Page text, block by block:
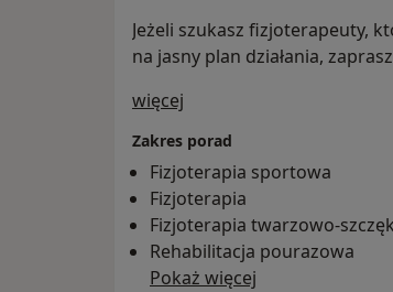
Jeżeli szukasz fizjoterapeuty,
na jasny plan działania,
więcej
Zakres porad
Fizjoterapia sportowa
Fizjoterapia
Fizjoterapia twarzowo-
Rehabilitacja pourazowa
Pokaż więcej